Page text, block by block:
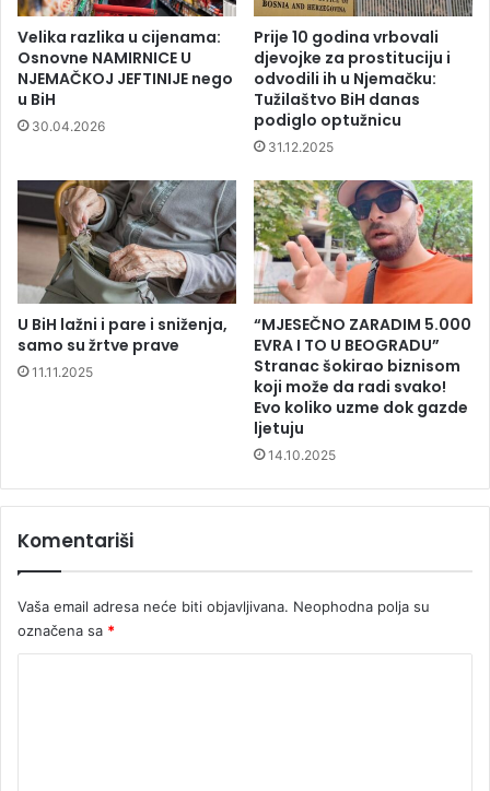
Velika razlika u cijenama:
Osnovne NAMIRNICE U
NJEMAČKOJ JEFTINIJE nego
u BiH
30.04.2026
Prije 10 godina vrbovali
djevojke za prostituciju i
odvodili ih u Njemačku:
Tužilaštvo BiH danas
podiglo optužnicu
31.12.2025
U BiH lažni i pare i sniženja,
samo su žrtve prave
11.11.2025
“MJESEČNO ZARADIM 5.000
EVRA I TO U BEOGRADU”
Stranac šokirao biznisom
koji može da radi svako!
Evo koliko uzme dok gazde
ljetuju
14.10.2025
Komentariši
Vaša email adresa neće biti objavljivana. Neophodna polja su
označena sa *